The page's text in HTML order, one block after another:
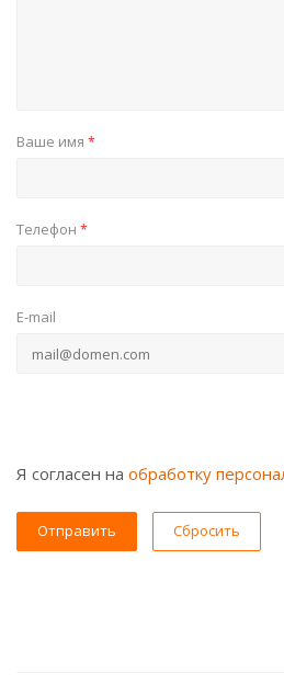
Ваше имя *
Телефон *
E-mail
Я согласен на обработку
Сбросить